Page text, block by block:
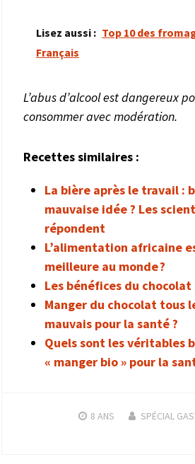
Lisez aussi : Top 10 des
Français
L’abus d’alcool est dangereux
consommer avec modération.
Recettes similaires :
La bière après le travail :
mauvaise idée ? Les
répondent
L’alimentation africaine
meilleure au monde ?
Les bénéfices du
Manger du chocolat tous
mauvais pour la santé ?
Quels sont les véritables
« manger bio » pour la
8 ANS SPÉCIAL